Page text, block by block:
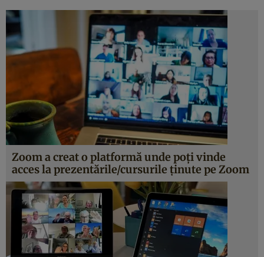
Zoom a creat o platformă unde poți vinde
acces la prezentările/cursurile ținute pe Zoom